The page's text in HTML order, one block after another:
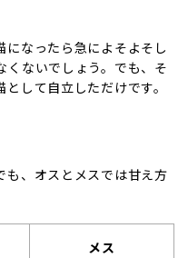
になったら急によそよそし
くないでしょう。でも、そ
して自立しただけです。
も、オスとメスでは甘え方
メス